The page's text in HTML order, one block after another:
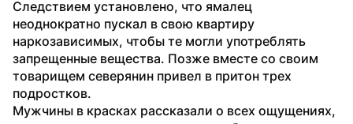
Следствием установлено, что ямалец
неоднократно пускал в свою квартиру
наркозависимых, чтобы те могли употреблять
запрещенные вещества. Позже вместе со своим
товарищем северянин привел в притон трех
подростков.
Мужчины в красках рассказали о всех ощущениях,